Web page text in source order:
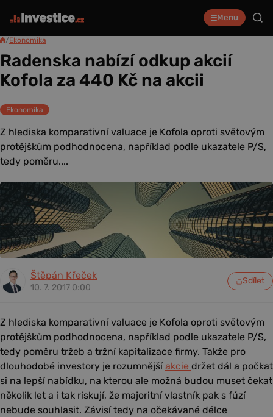
Menu
/Ekonomika
Radenska nabízí odkup akcií
Kofola za 440 Kč na akcii
Ekonomika
Z hlediska komparativní valuace je Kofola oproti světovým
protějškům podhodnocena, například podle ukazatele P/S,
tedy poměru....
Štěpán Křeček
10. 7. 2017 0:00
Sdílet
Z hlediska komparativní valuace je Kofola oproti světovým
protějškům podhodnocena, například podle ukazatele P/S,
tedy poměru tržeb a tržní kapitalizace firmy. Takže pro
dlouhodobé investory je rozumnějšíakcie držet dál a počkat
si na lepší nabídku, na kterou ale možná budou muset čekat
několik let a i tak riskují, že majoritní vlastník pak s fúzí
nebude souhlasit. Závisí tedy na očekávané délce